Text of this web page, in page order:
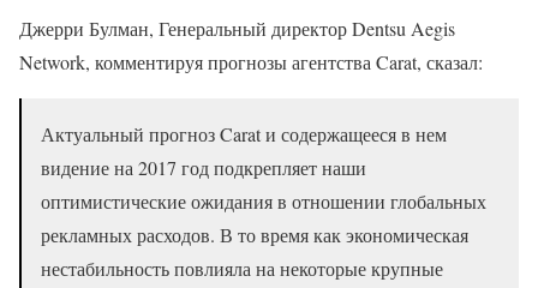
Джерри Булман, Генеральный директор Dentsu Aegis
Network, комментируя прогнозы агентства Carat, сказал:
Актуальный прогноз Carat и содержащееся в нем
видение на 2017 год подкрепляет наши
оптимистические ожидания в отношении глобальных
рекламных расходов. В то время как экономическая
нестабильность повлияла на некоторые крупные